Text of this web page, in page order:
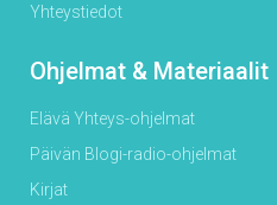
Yhteystiedot
Ohjelmat & Materiaalit
Elävä Yhteys-ohjelmat
Päivän Blogi-radio-ohjelmat
Kirjat